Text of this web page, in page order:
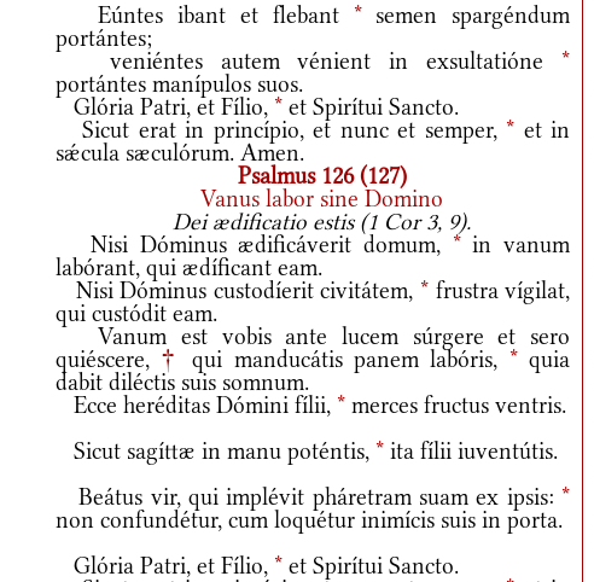
Eúntes ibant et flebant *semen spargéndum
portántes;
veniéntes autem vénient in exsultatióne *
portántes manípulos suos.
Glória Patri, et Fílio, * et Spirítui Sancto.
Sicut erat in princípio, et nunc et semper, * et in
sǽcula sæculórum. Amen.
Psalmus 126 (127)
Vanus labor sine Domino
Dei ædificatio estis (1 Cor 3, 9).
Nisi Dóminus ædificáverit domum, *in vanum
labórant, qui ædíficant eam.
Nisi Dóminus custodíerit civitátem, * frustra vígilat,
qui custódit eam.
Vanum est vobis ante lucem súrgere et sero
quiéscere, † qui manducátis panem labóris, *quia
dabit diléctis suis somnum.
Ecce heréditas Dómini fílii, * merces fructus ventris.
Sicut sagíttæ in manu poténtis, * ita fílii iuventútis.
Beátus vir, qui implévit pháretram suam ex ipsis: *
non confundétur, cum loquétur inimícis suis in porta.
Glória Patri, et Fílio, * et Spirítui Sancto.